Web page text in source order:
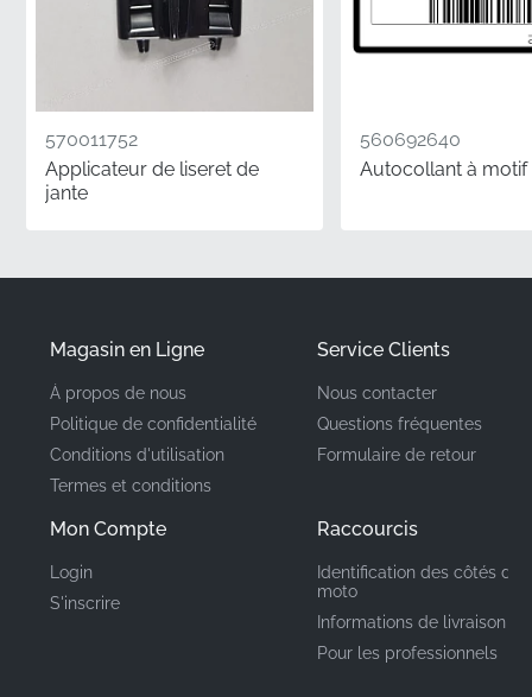
Authenticité garantie :
élimine le risque de mauvais ajustement ou
d'incohérences visuelles souvent rencontrées avec
✅Emballage d'origine du fabricant :
Votre
commande arrive dans l'emballage de protection
officiel du fabricant, garantissant qu'elle reste
(MPN)
Fabricant Kawasaki
Emplacement de
montage
Matériau
570011752
Applicateur de liseret de
jante
560692640
Autocollant à
Magasin en Ligne
À propos de nous
Politique de confidentialité
Conditions d'utilisation
Termes et conditions
Mon Compte
Login
S'inscrire
Service Clients
Nous contacter
Questions fréquentes
Formulaire de retour
Raccourcis
Identification des côtés de
moto
Informations de livraison
Pour les professionnels